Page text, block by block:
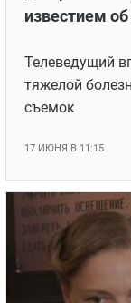
известием
Телеведущий
тяжелой
съемок
17 ИЮНЯ В 11:15